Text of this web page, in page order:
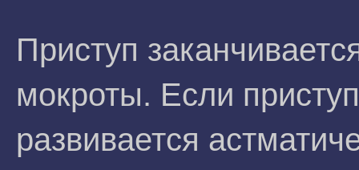
Приступ
мокроты. Если
развивается